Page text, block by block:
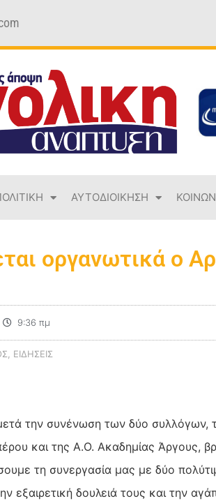
ΑΥΤΟΔΙΟΙΚΗΣΗ
οργανωτικά ο
9:36 πμ
ΕΙΔΗΣΕΙΣ
την συνένωση των δύο συλλόγων,
και της Α.Ο. Ακαδημίας Άργους,
τη συνεργασία μας με δύο
εξαιρετική δουλειά τους και την